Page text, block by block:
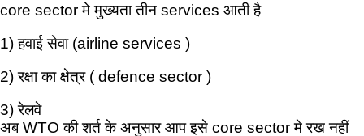
core sector मे मुख्यता तीन services आती है
1) हवाई सेवा (airline services )
2) रक्षा का क्षेत्र ( defence sector )
3) रेलवे
अब WTO की शर्त के अनुसार आप इसे core sector मे रख नहीं